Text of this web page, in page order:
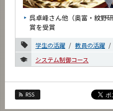
呉卓峰さん他（奥富・紋野
賞を受賞
学生の活躍 教員の活躍
システム制御コース
RSS
2024年
2023年
2022年
2021年
2020年
2019年